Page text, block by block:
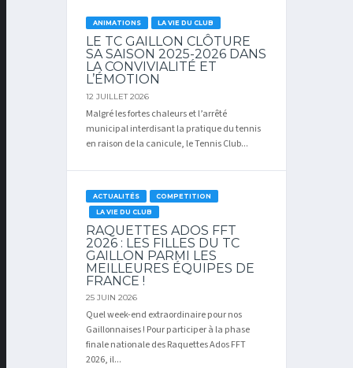
ANIMATIONS LA VIE DU CLUB
LE TC GAILLON CLÔTURE
SA SAISON 2025-2026 DANS
LA CONVIVIALITÉ ET
L’ÉMOTION
12 JUILLET 2026
Malgré les fortes chaleurs et l’arrêté
municipal interdisant la pratique du tennis
en raison de la canicule, le Tennis Club...
ACTUALITÉS
COMPETITION
LA VIE DU CLUB
RAQUETTES ADOS FFT
2026 : LES FILLES DU TC
GAILLON PARMI LES
MEILLEURES ÉQUIPES DE
FRANCE !
25 JUIN 2026
Quel week-end extraordinaire pour nos
Gaillonnaises ! Pour participer à la phase
finale nationale des Raquettes Ados FFT
2026, il...